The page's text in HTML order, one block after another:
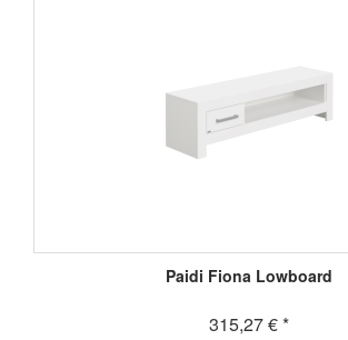
Paidi Fiona Lowboard
315,27 € *